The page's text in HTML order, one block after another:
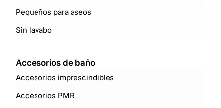
Pequeños para aseos
Sin lavabo
Accesorios de baño
Accesorios imprescindibles
Accesorios PMR